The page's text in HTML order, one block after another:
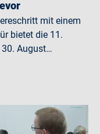
mit einem
bietet die 11.
August…